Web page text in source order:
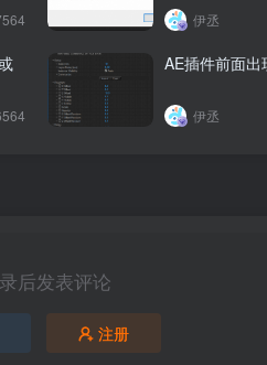
伊丞
AE插件前面出
伊丞
后发表评论
注册